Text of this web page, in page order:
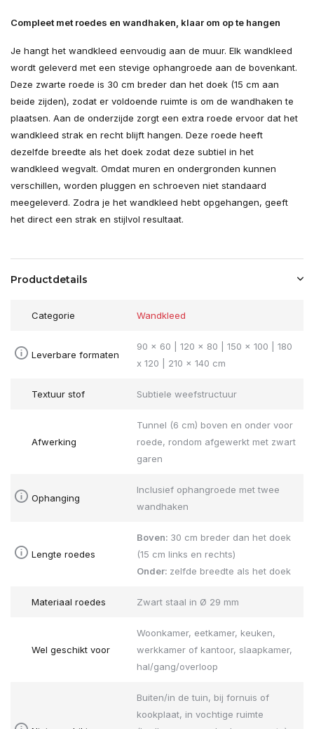
Compleet met roedes en wandhaken, klaar om op te hangen
Je hangt het wandkleed eenvoudig aan de muur. Elk wandkleed
wordt geleverd met een stevige ophangroede aan de bovenkant.
Deze zwarte roede is 30 cm breder dan het doek (15 cm aan
beide zijden), zodat er voldoende ruimte is om de wandhaken te
plaatsen. Aan de onderzijde zorgt een extra roede ervoor dat het
wandkleed strak en recht blijft hangen. Deze roede heeft
dezelfde breedte als het doek zodat deze subtiel in het
wandkleed wegvalt. Omdat muren en ondergronden kunnen
verschillen, worden pluggen en schroeven niet standaard
meegeleverd. Zodra je het wandkleed hebt opgehangen, geeft
het direct een strak en stijlvol resultaat.
Productdetails
Categorie Wandkleed
Leverbare formaten
90 x 60 | 120 x 80 | 150 x 100 | 180
x 120 | 210 x 140 cm
Textuur stof Subtiele weefstructuur
Afwerking
Tunnel (6 cm) boven en onder voor
roede, rondom afgewerkt met zwart
garen
Ophanging
Inclusief ophangroede met twee
wandhaken
Lengte roedes
Boven: 30 cm breder dan het doek
(15 cm links en rechts)
Onder: zelfde breedte als het doek
Materiaal roedes Zwart staal in Ø 29 mm
Wel geschikt voor
Woonkamer, eetkamer, keuken,
werkkamer of kantoor, slaapkamer,
hal/gang/overloop
Buiten/in de tuin, bij fornuis of
kookplaat, in vochtige ruimte